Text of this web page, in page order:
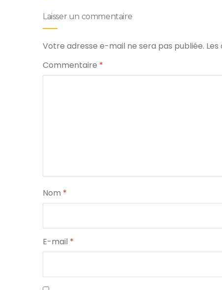
Laisser un commentaire
Votre adresse e-mail ne sera pas publiée.
Commentaire *
Nom *
E-mail *